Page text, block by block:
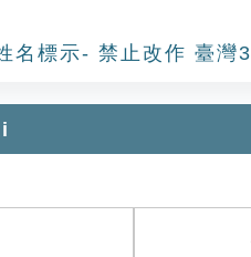
名標示- 禁止改作 臺灣